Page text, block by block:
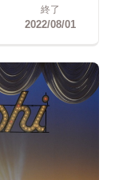
終了
2022/08/01